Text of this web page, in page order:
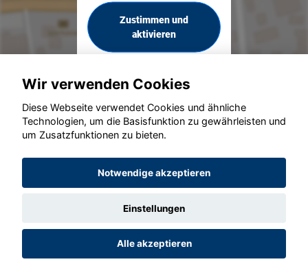
Zustimmen und
aktivieren
© konjunkturmotor.de GmbH 2020 - 2026
Wir verwenden Cookies
Diese Webseite verwendet Cookies und ähnliche
Technologien, um die Basisfunktion zu gewährleisten und
um Zusatzfunktionen zu bieten.
Notwendige akzeptieren
Einstellungen
Alle akzeptieren